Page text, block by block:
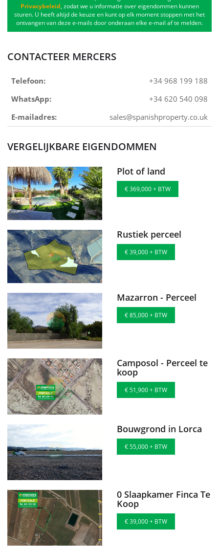
Privacybeleid, zodat we u informatie over eigendommen kunnen
sturen. U heeft altijd de keuze en kunt op elk moment stoppen met het
ontvangen van deze e-mails door onderaan elke e-mail af te melden.
CONTACTEER MERCERS
Telefoon:
+34 968 199 188
WhatsApp:
+34 620 540 098
E-mailadres:
sales@spanishproperty.co.uk
VERGELIJKBARE EIGENDOMMEN
Plot of land
€ 369,000 + BTW
Rustiek perceel
€ 39,000 + BTW
Mazarron - Perceel
€ 85,000 + BTW
Camposol - Perceel te
koop
€ 51,900 + BTW
Bouwgrond in Lorca
€ 55,000 + BTW
0 Slaapkamer Finca Te
Koop
€ 39,000 + BTW